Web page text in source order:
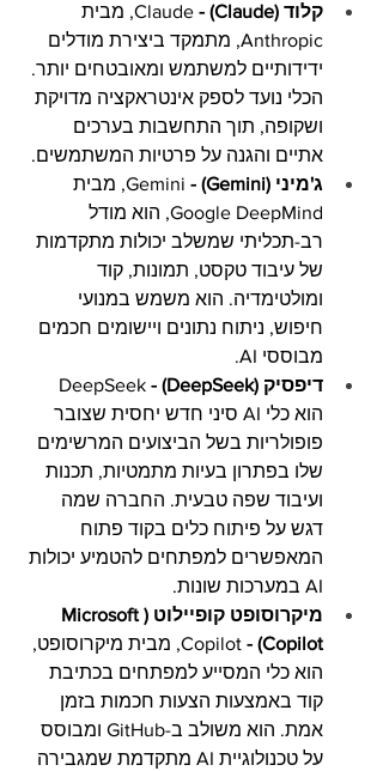
קלוד (Claude) -
Claude, מבית
Anthropic, מתמקד ביצירת מודלים
ידידותיים למשתמש ומאובטחים יותר.
הכלי נועד לספק אינטראקציה מדויקת
ושקופה, תוך התחשבות בערכים
אתיים והגנה על פרטיות המשתמשים.
ג'מיני (Gemini) -
Gemini, מבית
Google DeepMind, הוא מודל
רב-תכליתי שמשלב יכולות מתקדמות
של עיבוד טקסט, תמונות, קוד
ומולטימדיה. הוא משמש במנועי
חיפוש, ניתוח נתונים ויישומים חכמים
מבוססי AI.
דיפסיק (DeepSeek) -
הוא כלי AI סיני חדש יחסית שצובר
פופולריות בשל הביצועים המרשימים
שלו בפתרון בעיות מתמטיות, תכנות
ועיבוד שפה טבעית. החברה שמה
דגש על פיתוח כלים בקוד פתוח
המאפשרים למפתחים להטמיע יכולות
AI במערכות שונות.
מיקרוסופט קופיילוט (Microsoft
Copilot) -
Copilot, מבית מיקרוסופט,
הוא כלי המסייע למפתחים בכתיבת
קוד באמצעות הצעות חכמות בזמן
אמת. הוא משולב ב-GitHub ומבוסס
על טכנולוגיית AI מתקדמת שמגבירה